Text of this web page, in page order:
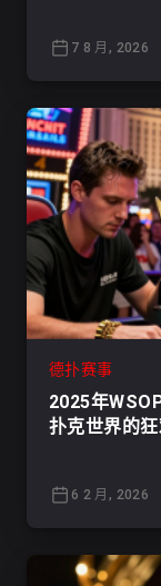
7 8 月, 2026
德扑赛事
2025年
扑克世界的
6 2 月, 2026